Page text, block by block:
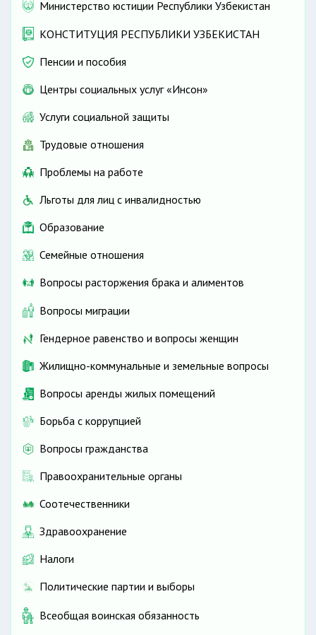
Министерство юстиции Республики Узбекистан
КОНСТИТУЦИЯ РЕСПУБЛИКИ УЗБЕКИСТАН
Пенсии и пособия
Центры социальных услуг «Инсон»
Услуги социальной защиты
Трудовые отношения
Проблемы на работе
Льготы для лиц с инвалидностью
Образование
Семейные отношения
Вопросы расторжения брака и алиментов
Вопросы миграции
Гендерное равенство и вопросы женщин
Жилищно-коммунальные и земельные вопросы
Вопросы аренды жилых помещений
Борьба с коррупцией
Вопросы гражданства
Правоохранительные органы
Соотечественники
Здравоохранение
Налоги
Политические партии и выборы
Всеобщая воинская обязанность